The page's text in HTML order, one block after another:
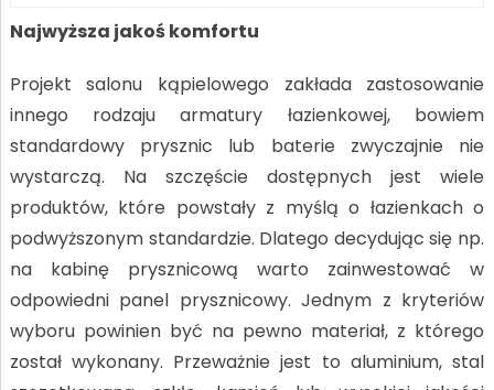
Najwyższa jakoś komfortu
Projekt salonu kąpielowego zakłada zastosowanie
innego rodzaju armatury łazienkowej, bowiem
standardowy prysznic lub baterie zwyczajnie nie
wystarczą. Na szczęście dostępnych jest wiele
produktów, które powstały z myślą o łazienkach o
podwyższonym standardzie. Dlatego decydując się np.
na kabinę prysznicową warto zainwestować w
odpowiedni panel prysznicowy. Jednym z kryteriów
wyboru powinien być na pewno materiał, z którego
został wykonany. Przeważnie jest to aluminium, stal